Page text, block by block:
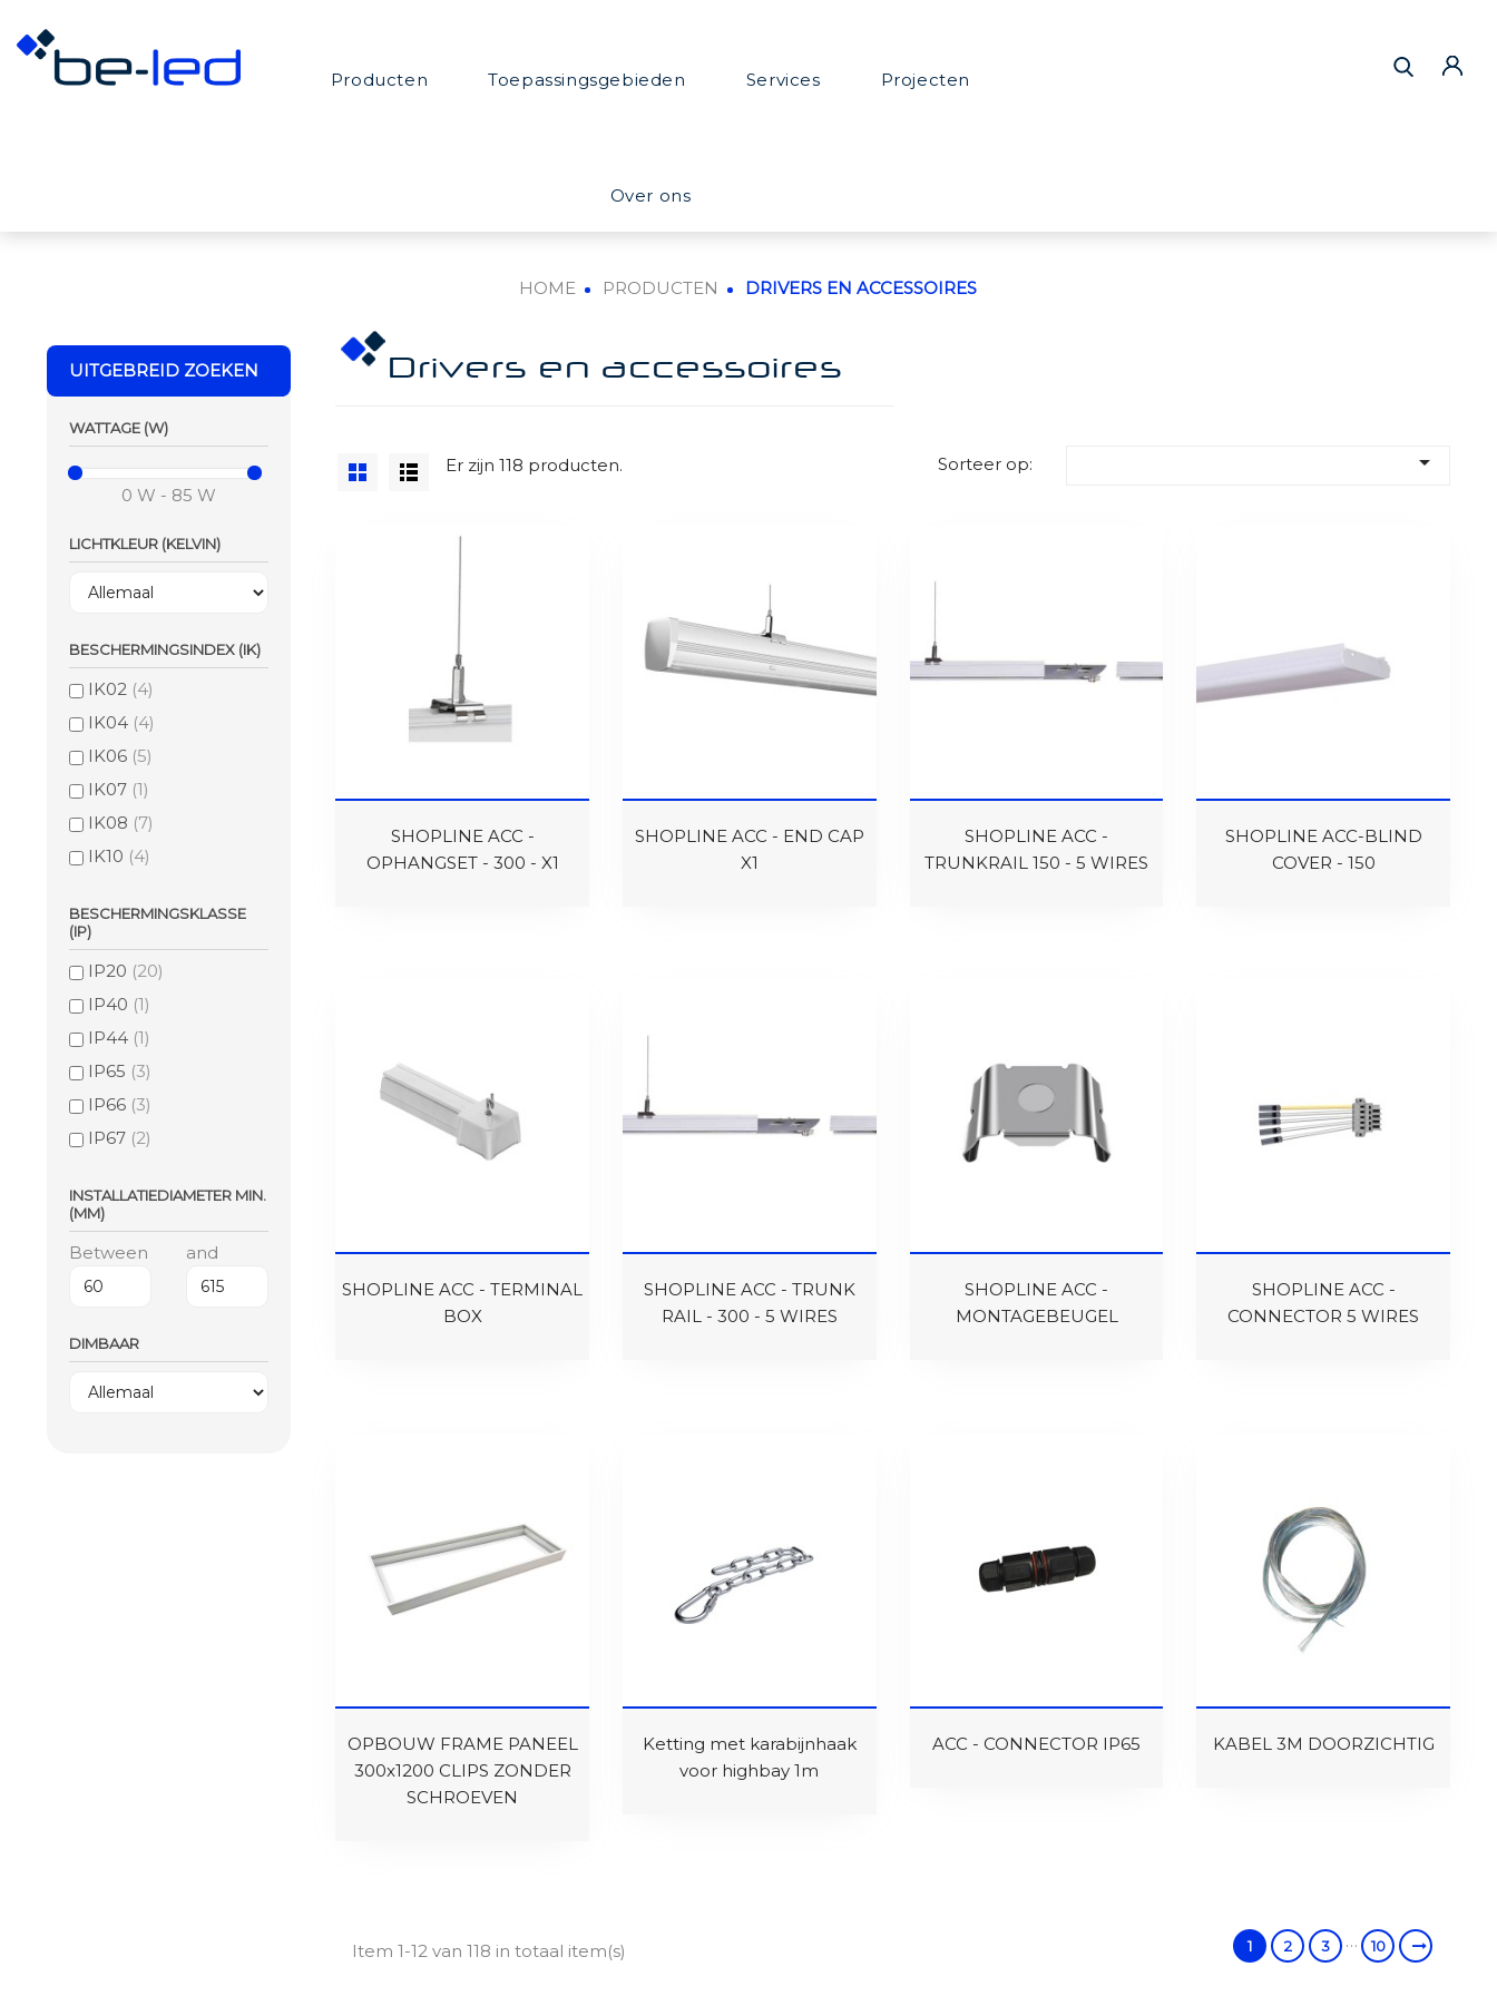
Producten Toepassingsgebieden Services Projecten
Over ons
HOME PRODUCTEN DRIVERS EN ACCESSOIRES
UITGEBREID ZOEKEN
WATTAGE (W)
0 W - 85 W
LICHTKLEUR (KELVIN)
BESCHERMINGSINDEX (IK)
IK02 (4)
IK04 (4)
IK06 (5)
IK07 (1)
IK08 (7)
IK10 (4)
BESCHERMINGSKLASSE
(IP)
IP20 (20)
IP40 (1)
IP44 (1)
IP65 (3)
IP66 (3)
IP67 (2)
INSTALLATIEDIAMETER MIN.
(MM)
Between and
DIMBAAR
Drivers en accessoires
Er zijn 118 producten. Sorteer op: 
SHOPLINE ACC -
OPHANGSET - 300 - X1
SHOPLINE ACC - END CAP
X1
SHOPLINE ACC -
TRUNKRAIL 150 - 5 WIRES
SHOPLINE ACC-BLIND
COVER - 150
SHOPLINE ACC - TERMINAL
BOX
SHOPLINE ACC - TRUNK
RAIL - 300 - 5 WIRES
SHOPLINE ACC -
MONTAGEBEUGEL
SHOPLINE ACC -
CONNECTOR 5 WIRES
OPBOUW FRAME PANEEL
300x1200 CLIPS ZONDER
SCHROEVEN
Ketting met karabijnhaak
voor highbay 1m
ACC - CONNECTOR IP65 KABEL 3M DOORZICHTIG
Item 1-12 van 118 in totaal item(s) 1 2 3 … 10